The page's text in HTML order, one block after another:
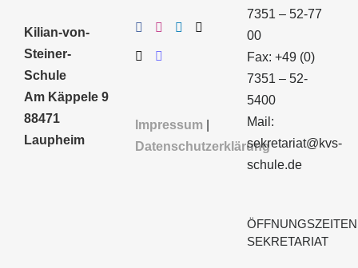
Kilian-von-
Steiner-
Schule
Am Käppele 9
88471
Laupheim
Impressum
Datenschutzerklärung
7351 – 52-77
00
Fax: +49 (0)
7351 – 52-
5400
Mail:
sekretariat@kvs-
schule.de
ÖFFNUNGSZEITEN
SEKRETARIAT